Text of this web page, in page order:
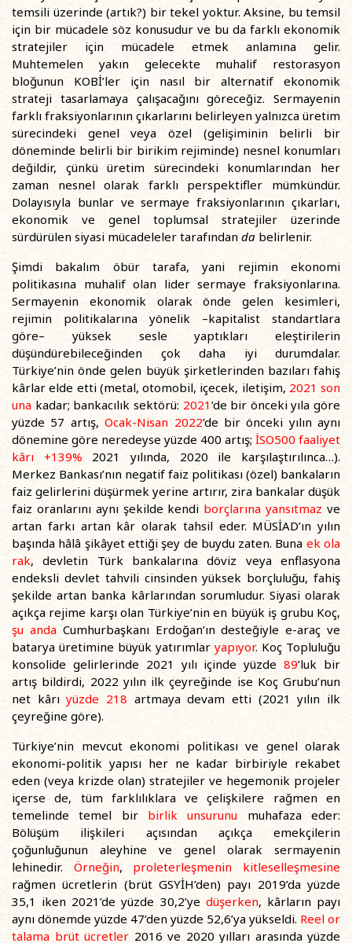
temsili üzerinde (artık?) bir tekel yoktur. Aksine, bu temsil
için bir mücadele söz konusudur ve bu da farklı ekonomik
stratejiler için mücadele etmek anlamına gelir.
Muhtemelen yakın gelecekte muhalif restorasyon
bloğunun KOBİ’ler için nasıl bir alternatif ekonomik
strateji tasarlamaya çalışacağını göreceğiz. Sermayenin
farklı fraksiyonlarının çıkarlarını belirleyen yalnızca üretim
sürecindeki genel veya özel (gelişiminin belirli bir
döneminde belirli bir birikim rejiminde) nesnel konumları
değildir, çünkü üretim sürecindeki konumlarından her
zaman nesnel olarak farklı perspektifler mümkündür.
Dolayısıyla bunlar ve sermaye fraksiyonlarının çıkarları,
ekonomik ve genel toplumsal stratejiler üzerinde
sürdürülen siyasi mücadeleler tarafından da belirlenir.
Şimdi bakalım öbür tarafa, yani rejimin ekonomi
politikasına muhalif olan lider sermaye fraksiyonlarına.
Sermayenin ekonomik olarak önde gelen kesimleri,
rejimin politikalarına yönelik –kapitalist standartlara
göre– yüksek sesle yaptıkları eleştirilerin
düşündürebileceğinden çok daha iyi durumdalar.
Türkiye’nin önde gelen büyük şirketlerinden bazıları fahiş
kârlar elde etti (metal, otomobil, içecek, iletişim, 2021 son
una kadar; bankacılık sektörü: 2021’de bir önceki yıla göre
yüzde 57 artış,Ocak-Nisan 2022’de bir önceki yılın aynı
dönemine göre neredeyse yüzde 400 artış; İSO500 faaliyet
kârı +139% 2021 yılında, 2020 ile karşılaştırılınca…).
Merkez Bankası’nın negatif faiz politikası (özel) bankaların
faiz gelirlerini düşürmek yerine artırır, zira bankalar düşük
faiz oranlarını aynı şekilde kendi borçlarına yansıtmaz ve
artan farkı artan kâr olarak tahsil eder. MÜSİAD’ın yılın
başında hâlâ şikâyet ettiği şey de buydu zaten. Buna ek ola
rak, devletin Türk bankalarına döviz veya enflasyona
endeksli devlet tahvili cinsinden yüksek borçluluğu, fahiş
şekilde artan banka kârlarından sorumludur. Siyasi olarak
açıkça rejime karşı olan Türkiye’nin en büyük iş grubu Koç,
şu anda Cumhurbaşkanı Erdoğan’ın desteğiyle e-araç ve
batarya üretimine büyük yatırımlar yapıyor. Koç Topluluğu
konsolide gelirlerinde 2021 yılı içinde yüzde89’luk bir
artış bildirdi, 2022 yılın ilk çeyreğinde ise Koç Grubu’nun
net kârıyüzde 218 artmaya devam etti (2021 yılın ilk
çeyreğine göre).
Türkiye’nin mevcut ekonomi politikası ve genel olarak
ekonomi-politik yapısı her ne kadar birbiriyle rekabet
eden (veya krizde olan) stratejiler ve hegemonik projeler
içerse de, tüm farklılıklara ve çelişkilere rağmen en
temelinde temel bir birlik unsurunu muhafaza eder:
Bölüşüm ilişkileri açısından açıkça emekçilerin
çoğunluğunun aleyhine ve genel olarak sermayenin
lehinedir. Örneğin, proleterleşmenin kitleselleşmesine
rağmen ücretlerin (brüt GSYİH’den) payı 2019’da yüzde
35,1 iken 2021’de yüzde 30,2’ye düşerken, kârların payı
aynı dönemde yüzde 47’den yüzde 52,6’ya yükseldi. Reel or
talama brüt ücretler 2016 ve 2020 yılları arasında yüzde